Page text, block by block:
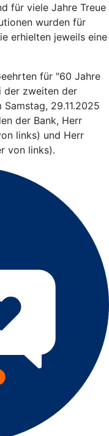
für viele Jahre Treue
wurden für
erhielten jeweils eine
für "60 Jahre
der zweiten der
29.11.2025
der Bank, Herr
links) und Herr
von links).